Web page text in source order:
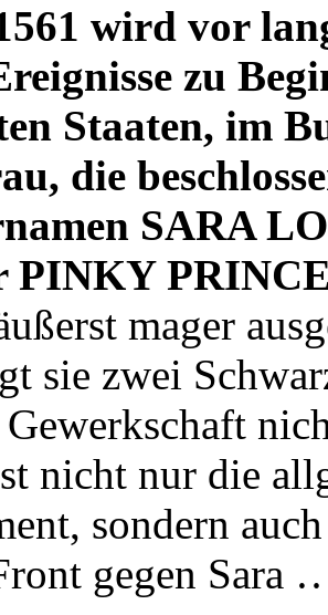
wird vor
zu
Staaten, im
die
SARA
PINKY
mager
sie zwei
nicht nur die
sondern
gegen Sara